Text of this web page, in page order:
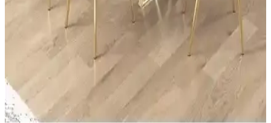
Gold detaylar ve minimalist tasarımıyla öne çıkan bu duvar saati,
sessiz çalışma özelliği ve kolay montajıyla modern iç mekanlara
şıklık katıyor.
İON Ahşap Fabrikası Sabret Şükret Dua Et Allah
6'lı Set Siyah Gold Manevi Dekorasyon
Siyah zemin üzerine gold pleksi detaylı, duvara kolayca yapışan bu
manevi set, evinizde sakinlik ve huzur ortamı sağlar, şükretme ve
dua temalarını yansıtır, pratik montajıyla dikkat çeker.